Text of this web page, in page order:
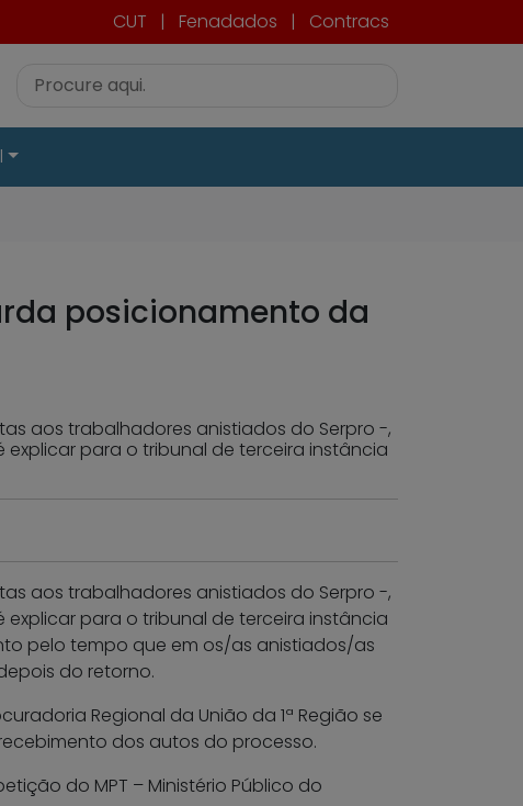
CUT | Fenadados | Contracs
posicionamento da
aos trabalhadores anistiados do Serpro -,
explicar para o tribunal de terceira instância
aos trabalhadores anistiados do Serpro -,
explicar para o tribunal de terceira instância
pelo tempo que em os/as anistiados/as
do retorno.
Regional da União da 1ª Região se
dos autos do processo.
do MPT – Ministério Público do